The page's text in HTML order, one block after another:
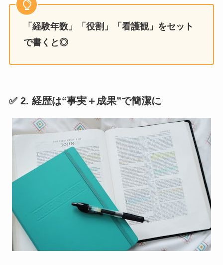
「経験年数」「役割」「看護観」をセット
で書くと◎
✅ 2. 経歴は“事実＋成果”で簡潔に